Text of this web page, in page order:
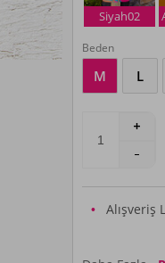
Siyah02
Beden
M L
Alışveriş